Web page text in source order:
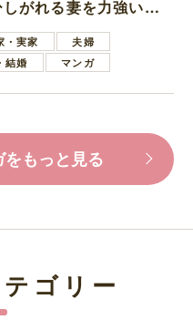
がれる妻を力強い言
す夫
・実家
夫婦
結婚
マンガ
もっと見る
ゴリー